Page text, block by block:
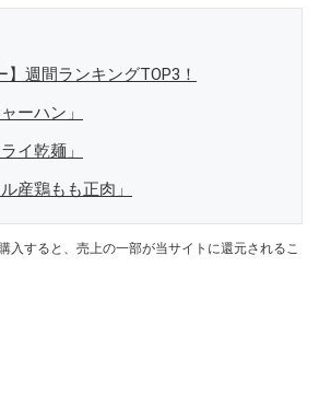
】週間ランキングTOP3！
ーハン」
イ乾麺」
産鶏もも正肉」
入すると、売上の一部が当サイトに還元されるこ